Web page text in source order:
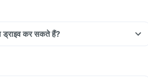
ड्राइव कर सकते हैं?